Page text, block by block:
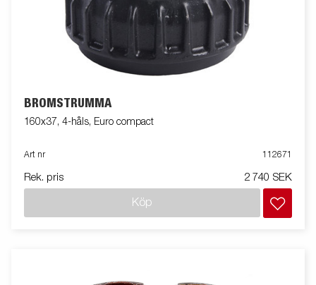
BROMSTRUMMA
160x37, 4-håls, Euro compact
Art nr 112671
Rek. pris 2 740 SEK
Köp